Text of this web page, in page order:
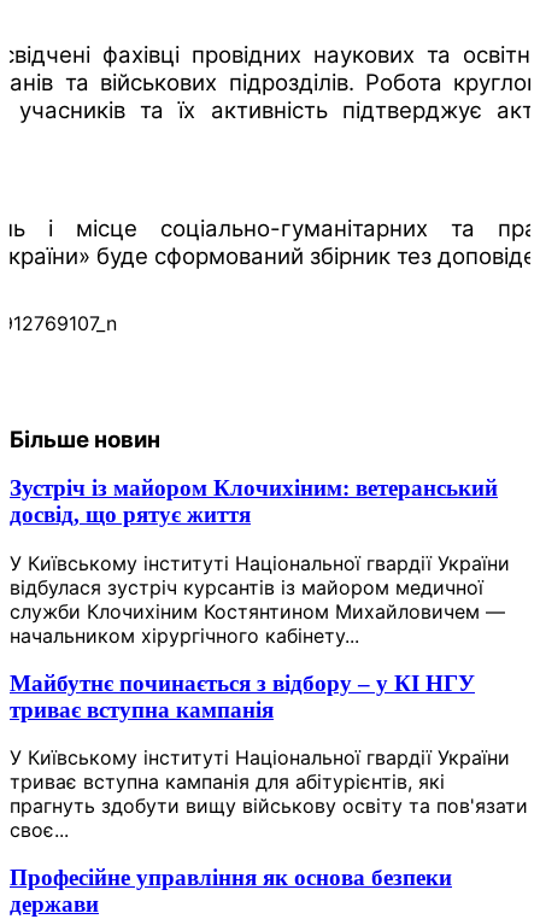
фахівці провідних наукових та
та військових підрозділів. Робота
та їх активність підтверджує
і місце соціально-гуманітарних та
буде сформований збірник тез
Більше новин
Зустріч із майором Клочихіним: ветеранський
досвід, що рятує життя
У Київському інституті Національної гвардії України
відбулася зустріч курсантів із майором медичної
служби Клочихіним Костянтином Михайловичем —
начальником хірургічного кабінету...
Майбутнє починається з відбору – у КІ НГУ
триває вступна кампанія
У Київському інституті Національної гвардії України
триває вступна кампанія для абітурієнтів, які
прагнуть здобути вищу військову освіту та пов'язати
своє...
Професійне управління як основа безпеки
держави